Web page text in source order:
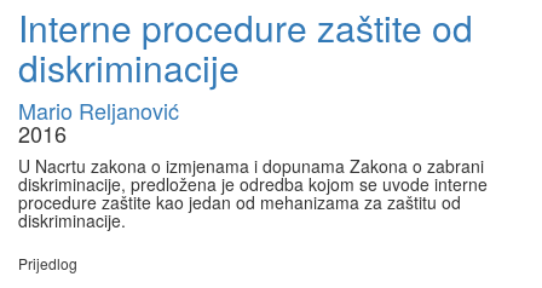
Interne procedure zaštite od
diskriminacije
Mario Reljanović
2016
U Nacrtu zakona o izmjenama i dopunama Zakona o zabrani
diskriminacije, predložena je odredba kojom se uvode interne
procedure zaštite kao jedan od mehanizama za zaštitu od
diskriminacije.
Prijedlog